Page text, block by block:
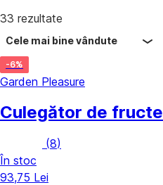
33 rezultate
Cele mai bine vândute
-6%
Garden Pleasure
Culegător de fructe
(8)
În stoc
93,75 Lei